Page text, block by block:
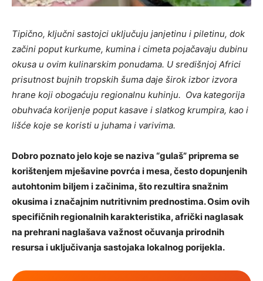
Tipično, ključni sastojci uključuju janjetinu i piletinu, dok
začini poput kurkume, kumina i cimeta pojačavaju dubinu
okusa u ovim kulinarskim ponudama. U središnjoj Africi
prisutnost bujnih tropskih šuma daje širok izbor izvora
hrane koji obogaćuju regionalnu kuhinju. Ova kategorija
obuhvaća korijenje poput kasave i slatkog krumpira, kao i
lišće koje se koristi u juhama i varivima.
Dobro poznato jelo koje se naziva “gulaš” priprema se
korištenjem mješavine povrća i mesa, često dopunjenih
autohtonim biljem i začinima, što rezultira snažnim
okusima i značajnim nutritivnim prednostima. Osim ovih
specifičnih regionalnih karakteristika, afrički naglasak
na prehrani naglašava važnost očuvanja prirodnih
resursa i uključivanja sastojaka lokalnog porijekla.